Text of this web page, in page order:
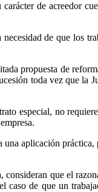
de acreedor
de que los
propuesta de
toda vez que
especial, no
aplicación
que el
de que un